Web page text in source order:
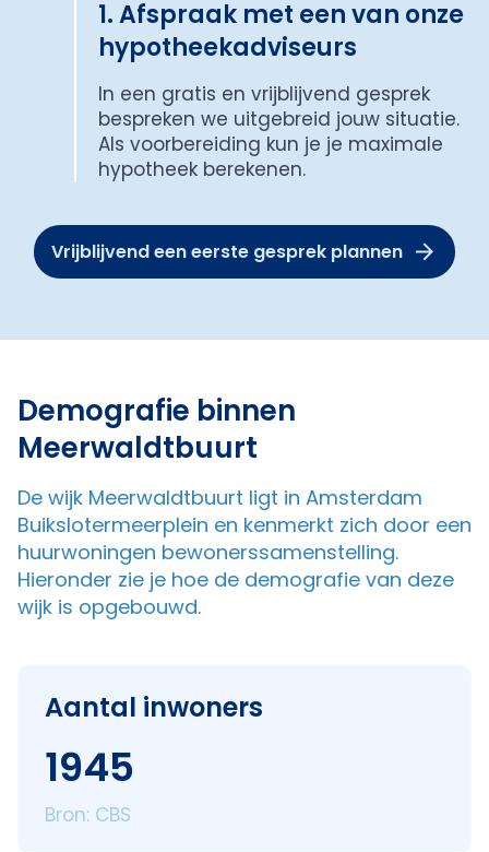
1. Afspraak met een van onze
hypotheekadviseurs
In een gratis en vrijblijvend gesprek
bespreken we uitgebreid jouw situatie.
Als voorbereiding kun je je maximale
hypotheek berekenen.
Vrijblijvend een eerste gesprek plannen
Demografie binnen
Meerwaldtbuurt
De wijk Meerwaldtbuurt ligt in Amsterdam
Buikslotermeerplein en kenmerkt zich door een
huurwoningen bewonerssamenstelling.
Hieronder zie je hoe de demografie van deze
wijk is opgebouwd.
Aantal inwoners
1945
Bron: CBS